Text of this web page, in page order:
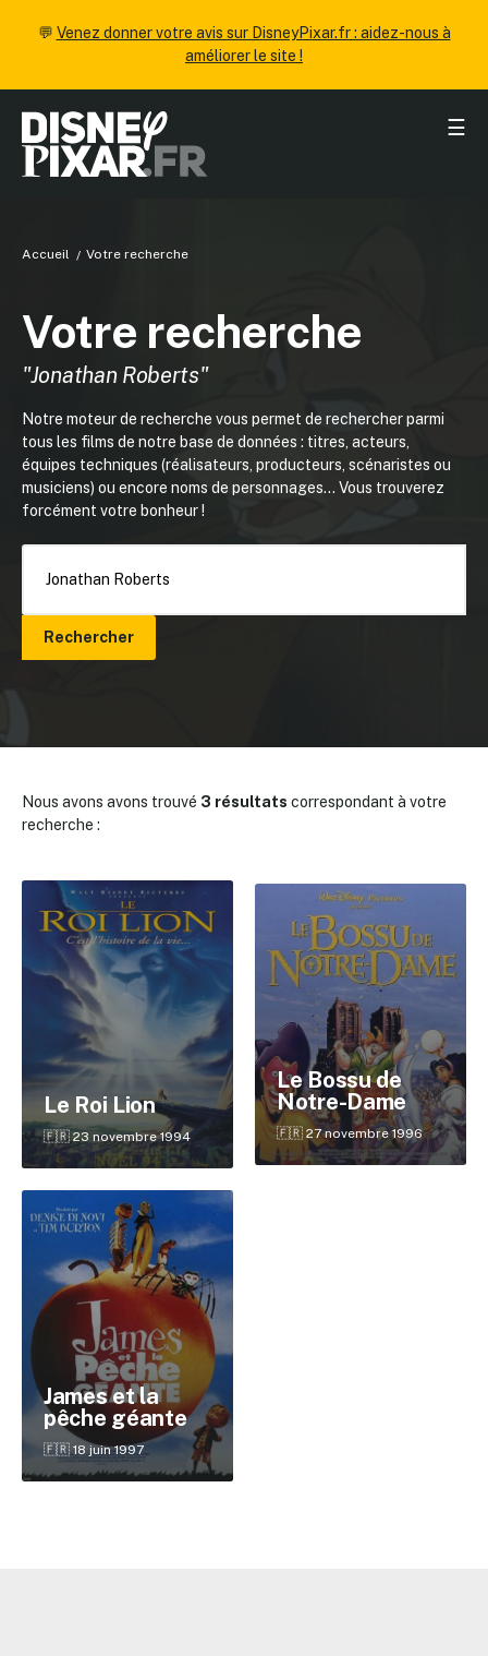
💬 Venez donner votre avis sur DisneyPixar.fr : aidez-nous à
améliorer le site !
☰
Accueil Votre recherche
Votre recherche
"Jonathan Roberts"
Notre moteur de recherche vous permet de rechercher parmi
tous les films de notre base de données : titres, acteurs,
équipes techniques (réalisateurs, producteurs, scénaristes ou
musiciens) ou encore noms de personnages... Vous trouverez
forcément votre bonheur !
Rechercher
Nous avons avons trouvé 3 résultats correspondant à votre
recherche :
Le Roi Lion
🇫🇷 23 novembre 1994
Le Bossu de
Notre-Dame
🇫🇷 27 novembre 1996
James et la
pêche géante
🇫🇷 18 juin 1997
✕